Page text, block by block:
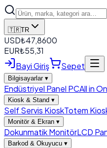
🇹🇷TR
USD₺47,8600
EUR₺55,31
Bayi Giriş
Sepet
Bilgisayarlar ▾
Endüstriyel Panel PCAll in
Kiosk & Stand ▾
Self Servis KioskTotem
Monitör & Ekran ▾
Dokunmatik MonitörLCD
Barkod & Okuyucu ▾